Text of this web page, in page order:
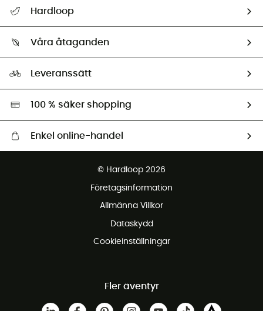
Retur & återbetalning
Hardloop
Ambassadörer
Våra åtaganden
Miljöanpassat urval
Leveranssätt
100 % säker shopping
Enkel online-handel
Gratis retur inom 100 dagar
© Hardloop 2026
Företagsinformation
Allmänna Villkor
Dataskydd
Cookieinställningar
Fler äventyr